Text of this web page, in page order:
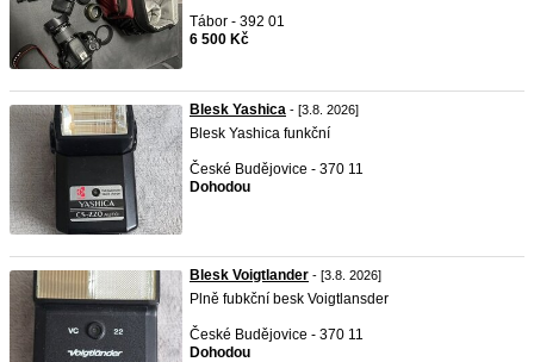
Tábor - 392 01
6 500 Kč
Blesk Yashica - [3.8. 2026]
Blesk Yashica funkční
České Budějovice - 370 11
Dohodou
Blesk Voigtlander - [3.8. 2026]
Plně fubkční besk Voigtlansder
České Budějovice - 370 11
Dohodou